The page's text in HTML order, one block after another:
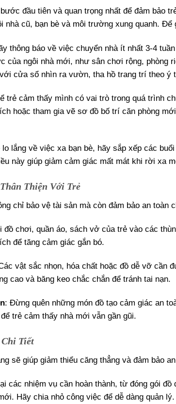
đầu tiên và quan trọng nhất để đảm bảo
nhà cũ, bạn bè và môi trường xung quanh. Để
thông báo về việc chuyển nhà ít nhất 3-4
của ngôi nhà mới, như sân chơi rộng, phòng
cửa sổ nhìn ra vườn, tha hồ trang trí theo ý
trẻ cảm thấy mình có vai trò trong quá trình
hoặc tham gia vẽ sơ đồ bố trí căn phòng
lo lắng về việc xa bạn bè, hãy sắp xếp các
này giúp giảm cảm giác mất mát khi rời xa
Thiện Với Trẻ
chỉ bảo vệ tài sản mà còn đảm bảo an toàn
đồ chơi, quần áo, sách vở của trẻ vào các
để tăng cảm giác gắn bó.
vật sắc nhọn, hóa chất hoặc đồ dễ vỡ cần
cao và băng keo chắc chắn để tránh tai nạn.
: Đừng quên những món đồ tạo cảm giác an
trẻ cảm thấy nhà mới vẫn gần gũi.
Tiết
sẽ giúp giảm thiểu căng thẳng và đảm bảo
các nhiệm vụ cần hoàn thành, từ đóng gói
Hãy chia nhỏ công việc để dễ dàng quản lý.